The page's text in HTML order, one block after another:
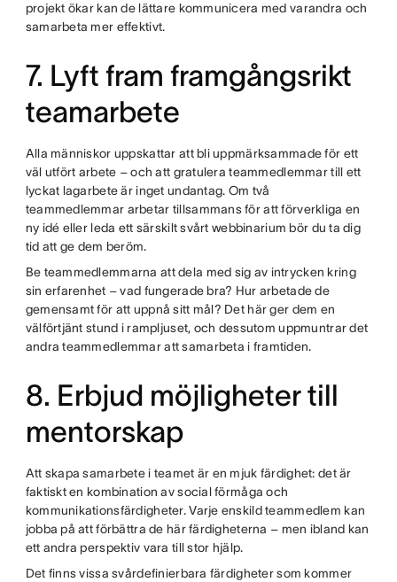
projekt ökar kan de lättare kommunicera med varandra och
samarbeta mer effektivt.
7. Lyft fram framgångsrikt
teamarbete
Alla människor uppskattar att bli uppmärksammade för ett
väl utfört arbete – och att gratulera teammedlemmar till ett
lyckat lagarbete är inget undantag. Om två
teammedlemmar arbetar tillsammans för att förverkliga en
ny idé eller leda ett särskilt svårt webbinarium bör du ta dig
tid att ge dem beröm.
Be teammedlemmarna att dela med sig av intrycken kring
sin erfarenhet – vad fungerade bra? Hur arbetade de
gemensamt för att uppnå sitt mål? Det här ger dem en
välförtjänt stund i rampljuset, och dessutom uppmuntrar det
andra teammedlemmar att samarbeta i framtiden.
8. Erbjud möjligheter till
mentorskap
Att skapa samarbete i teamet är en mjuk färdighet: det är
faktiskt en kombination av social förmåga och
kommunikationsfärdigheter. Varje enskild teammedlem kan
jobba på att förbättra de här färdigheterna – men ibland kan
ett andra perspektiv vara till stor hjälp.
Det finns vissa svårdefinierbara färdigheter som kommer